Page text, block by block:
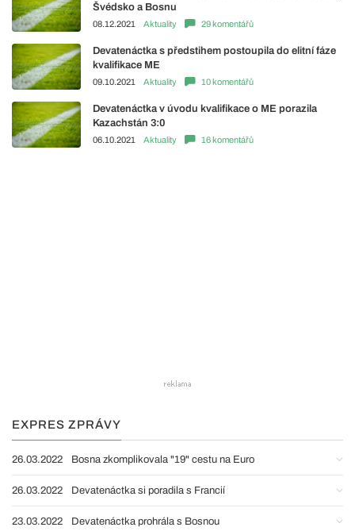
Švédsko a Bosnu
08.12.2021 Aktuality 29 komentářů
Devatenáctka s předstihem postoupila do elitní fáze
kvalifikace ME
09.10.2021 Aktuality 10 komentářů
Devatenáctka v úvodu kvalifikace o ME porazila
Kazachstán 3:0
06.10.2021 Aktuality 16 komentářů
EXPRES ZPRÁVY
26.03.2022 Bosna zkomplikovala "19" cestu na Euro
26.03.2022 Devatenáctka si poradila s Francií
23.03.2022 Devatenáctka prohrála s Bosnou